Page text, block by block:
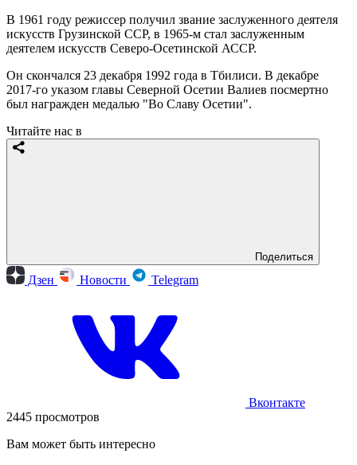
В 1961 году режиссер получил звание заслуженного деятеля
искусств Грузинской ССР, в 1965-м стал заслуженным
деятелем искусств Северо-Осетинской АССР.
Он скончался 23 декабря 1992 года в Тбилиси. В декабре
2017-го указом главы Северной Осетии Валиев посмертно
был награжден медалью "Во Славу Осетии".
Читайте нас в
Поделиться
Дзен Новости Telegram
Вконтакте
2445 просмотров
Вам может быть интересно